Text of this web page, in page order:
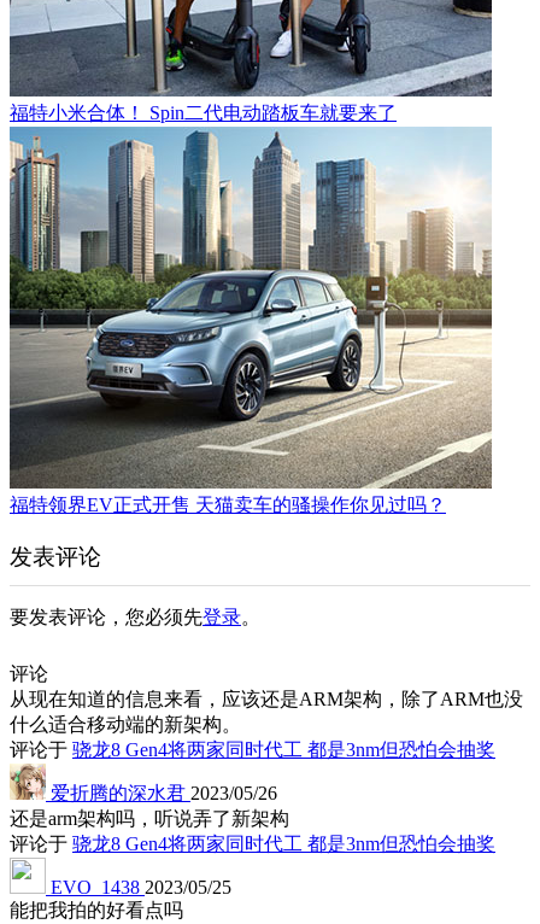
福特小米合体！ Spin二代电动踏板车就要来了
福特领界EV正式开售 天猫卖车的骚操作你见过吗？
发表评论
要发表评论，您必须先登录。
评论
从现在知道的信息来看，应该还是ARM架构，除了ARM也没
什么适合移动端的新架构。
评论于 骁龙8 Gen4将两家同时代工 都是3nm但恐怕会抽奖
爱折腾的深水君 2023/05/26
还是arm架构吗，听说弄了新架构
评论于 骁龙8 Gen4将两家同时代工 都是3nm但恐怕会抽奖
EVO_1438 2023/05/25
能把我拍的好看点吗